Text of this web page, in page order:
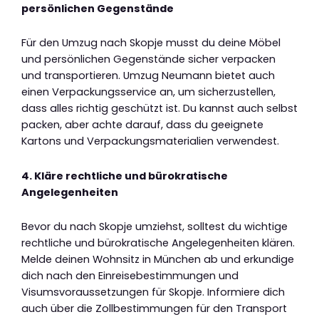
persönlichen Gegenstände
Für den Umzug nach Skopje musst du deine Möbel
und persönlichen Gegenstände sicher verpacken
und transportieren. Umzug Neumann bietet auch
einen Verpackungsservice an, um sicherzustellen,
dass alles richtig geschützt ist. Du kannst auch selbst
packen, aber achte darauf, dass du geeignete
Kartons und Verpackungsmaterialien verwendest.
4. Kläre rechtliche und bürokratische
Angelegenheiten
Bevor du nach Skopje umziehst, solltest du wichtige
rechtliche und bürokratische Angelegenheiten klären.
Melde deinen Wohnsitz in München ab und erkundige
dich nach den Einreisebestimmungen und
Visumsvoraussetzungen für Skopje. Informiere dich
auch über die Zollbestimmungen für den Transport